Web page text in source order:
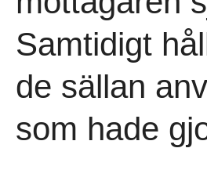
Samtidigt
de sällan
som hade